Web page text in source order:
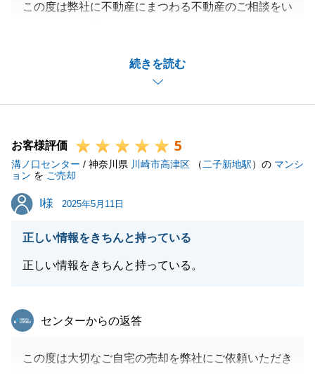
今後も何かお困りごとがございましたら、いつでも東
続きを読む
この度は弊社に不動産にまつわる不動産のご相談をい
入のお手続きと大変忙しかったかと存じます。
一連の流れを一緒に経験し、私にとっても思い出に残
るお取引となりました。
兼ねなくお申し付けください。
このご縁が末永く続きますよう、心より願っておりま
す。
今後ともよろしくお願い申し上げます。
閉じる
お客様評価 5
溝ノ口センター / 神奈川県 川崎市高津区 （ 二子新地駅）の マンシ
ョン を ご売却
I様
I様 2025年5月11日
正しい情報をきちんと持っている
正しい情報をきちんと持っている。
東急リバブル
センターからの返答
この度は大切なご自宅の売却を弊社にご依頼いただき